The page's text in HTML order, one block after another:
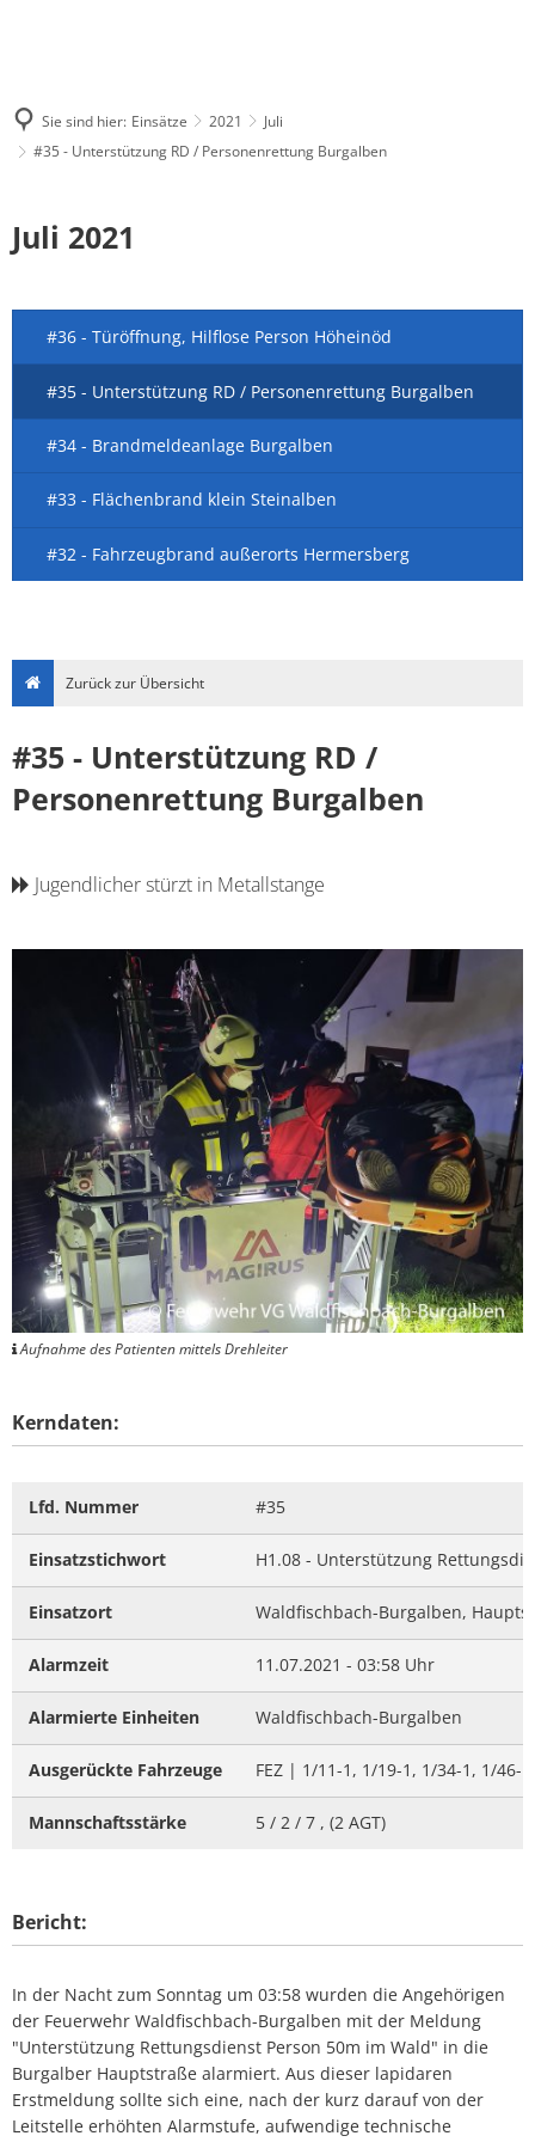
Sie sind hier: Einsätze 2021
Juli
#35 - Unterstützung RD / Personenrettung Burgalben
Juli 2021
#36 - Türöffnung, Hilflose Person Höheinöd
#35 - Unterstützung RD / Personenrettung Burgalben
#34 - Brandmeldeanlage Burgalben
#33 - Flächenbrand klein Steinalben
#32 - Fahrzeugbrand außerorts Hermersberg
Zurück zur Übersicht
#35 - Unterstützung RD /
Personenrettung Burgalben
Jugendlicher stürzt in Metallstange
Aufnahme des Patienten mittels Drehleiter
Kerndaten:
Lfd. Nummer #35
Einsatzstichwort H1.08 - Unterstützung
Einsatzort Waldfischbach-Burgalben,
Alarmzeit 11.07.2021 - 03:58 Uhr
Alarmierte Einheiten Waldfischbach-Burgalben
Ausgerückte Fahrzeuge FEZ | 1/11-1, 1/19-1, 1/34-1, 1/46-
Mannschaftsstärke 5 / 2 / 7 , (2 AGT)
Bericht:
In der Nacht zum Sonntag um 03:58 wurden die Angehörigen
der Feuerwehr Waldfischbach-Burgalben mit der Meldung
"Unterstützung Rettungsdienst Person 50m im Wald" in die
Burgalber Hauptstraße alarmiert. Aus dieser lapidaren
Erstmeldung sollte sich eine, nach der kurz darauf von der
Leitstelle erhöhten Alarmstufe, aufwendige technische